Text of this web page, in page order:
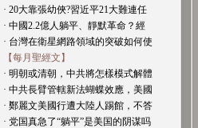
· 20大靠張幼俠?習近平21大難連任
· 中國2.2億人躺平、靜默革命？經
· 台灣在衛星網路領域的突破如何使
【每月聖經文】
· 明朝或清朝，中共將怎樣模式解體
· 中共長臂管轄新法蝴蝶效應，美國
· 鄭麗文美國行遭大陸人踢館，不答
· 党国真急了“躺平”是美国的阴谋吗